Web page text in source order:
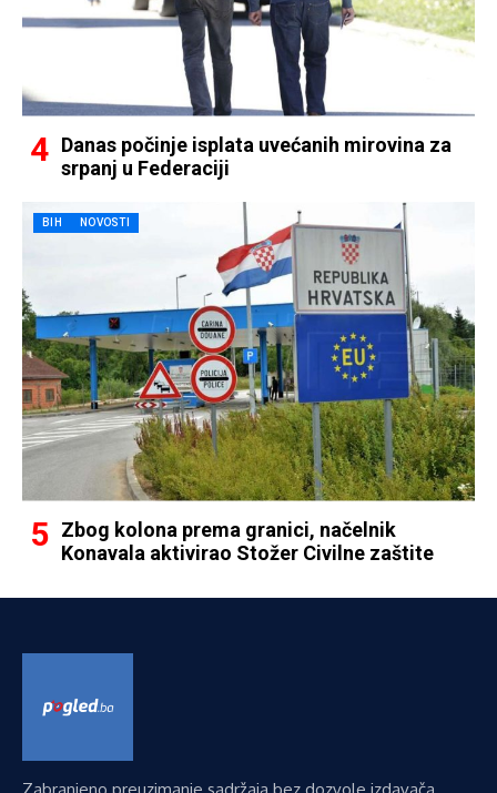
Danas počinje isplata uvećanih mirovina za
srpanj u Federaciji
BIH NOVOSTI
Zbog kolona prema granici, načelnik
Konavala aktivirao Stožer Civilne zaštite